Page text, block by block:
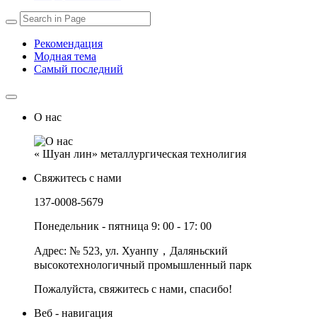
Рекомендация
Модная тема
Самый последний
О нас
« Шуан лин» металлургическая технолигия
Свяжитесь с нами
137-0008-5679
Понедельник - пятница 9: 00 - 17: 00
Адрес: № 523, ул. Хуанпу，Даляньский
высокотехнологичный промышленный парк
Пожалуйста, свяжитесь с нами, спасибо!
Веб - навигация